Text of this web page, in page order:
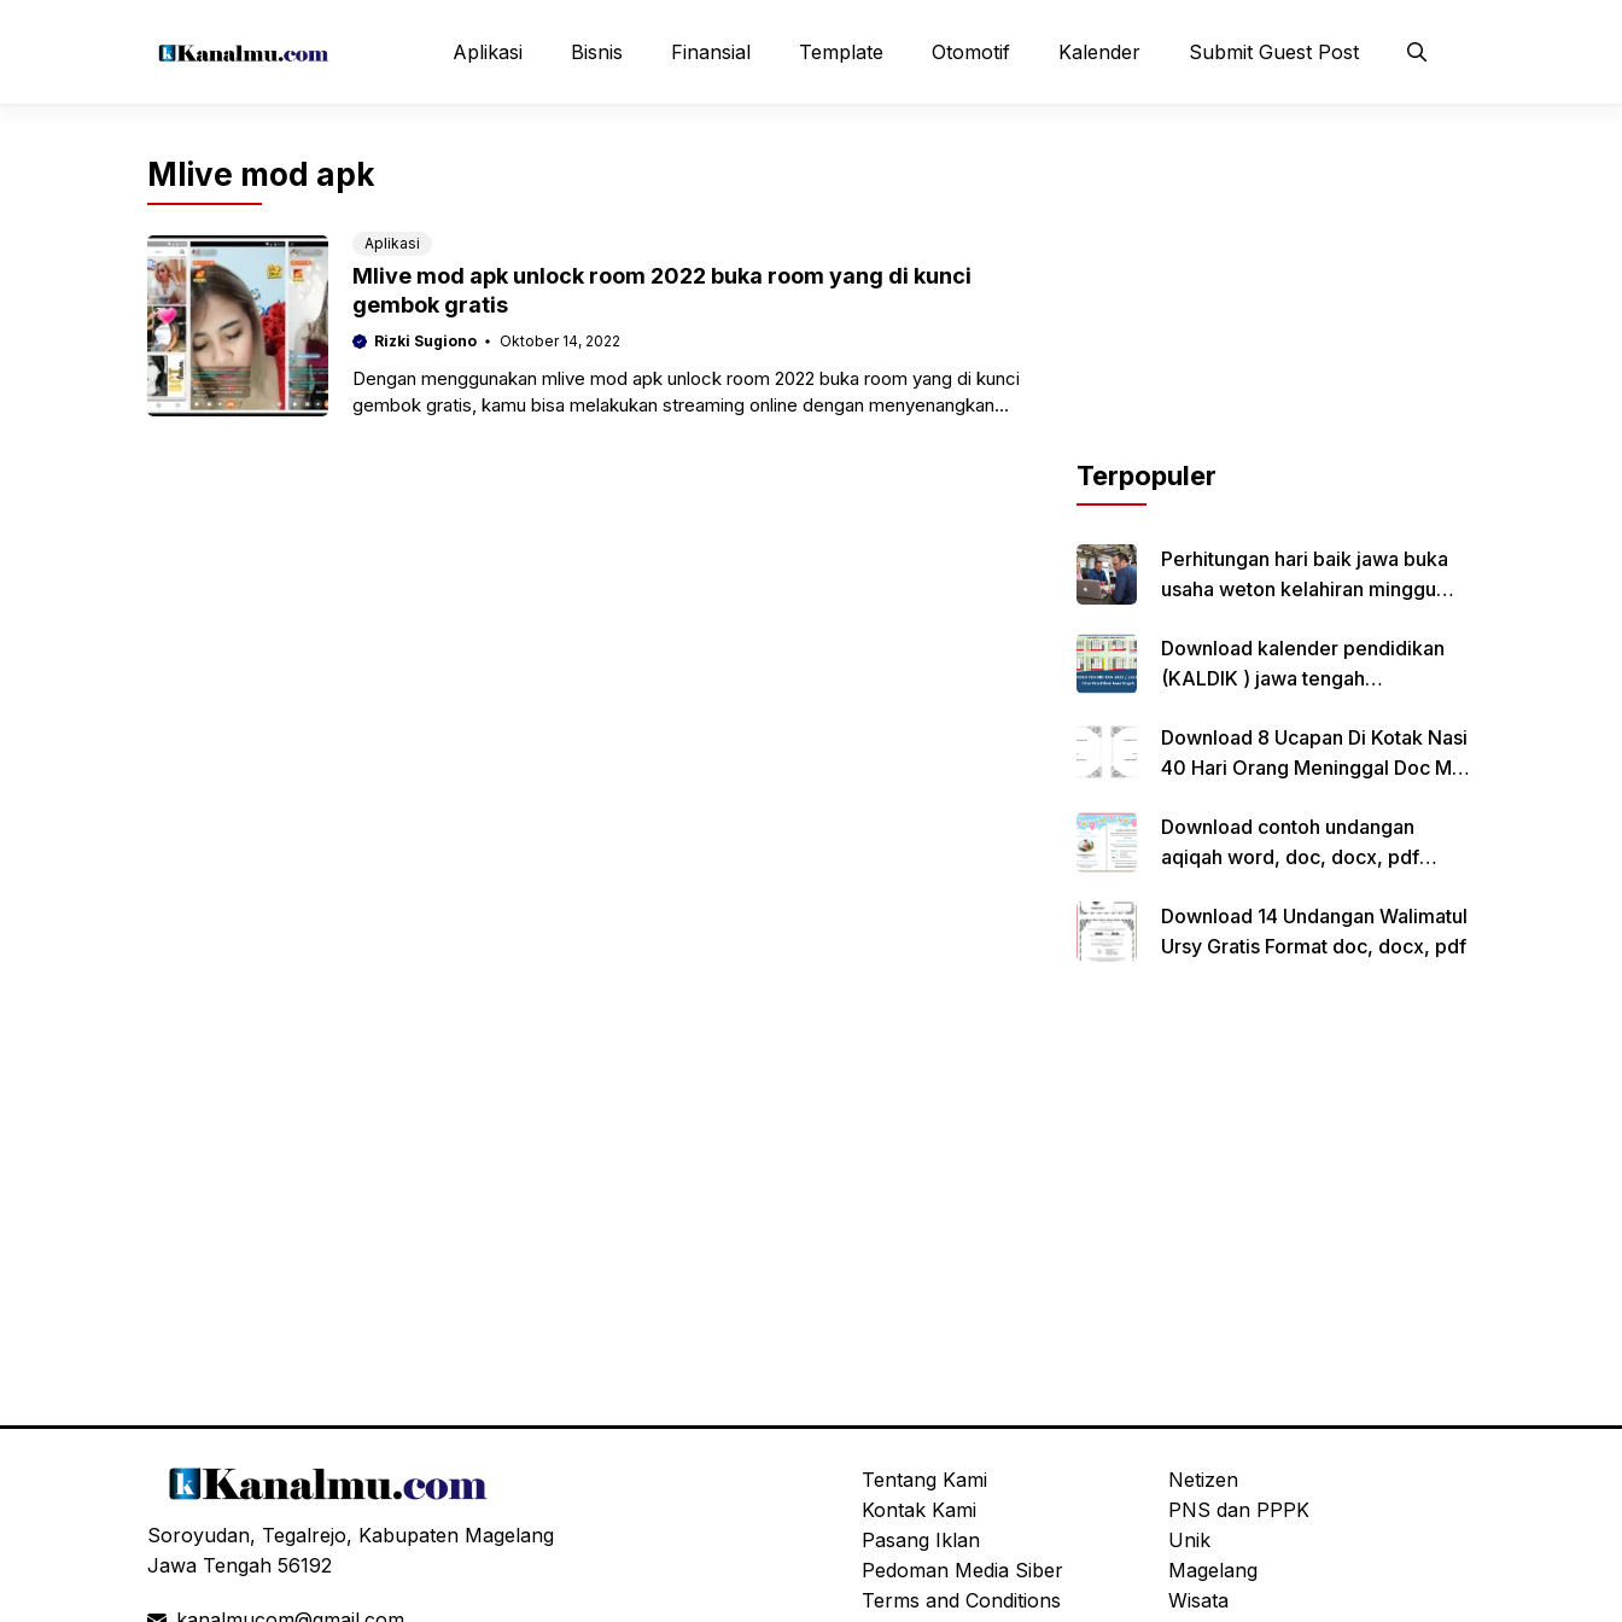
Aplikasi Bisnis Finansial Template Otomotif Kalender Submit Guest Post
Mlive mod apk
Aplikasi
Mlive mod apk unlock room 2022 buka room yang di kunci
gembok gratis
Rizki Sugiono Oktober 14, 2022
Dengan menggunakan mlive mod apk unlock room 2022 buka room yang di kunci
gembok gratis, kamu bisa melakukan streaming online dengan menyenangkan
Terpopuler
Perhitungan hari baik jawa buka
usaha weton kelahiran minggu
Download kalender pendidikan
(KALDIK ) jawa tengah
Download 8 Ucapan Di Kotak Nasi
40 Hari Orang Meninggal Doc Ms.
Download contoh undangan
aqiqah word, doc, docx, pdf
Download 14 Undangan Walimatul
Ursy Gratis Format doc, docx, pdf
Soroyudan, Tegalrejo, Kabupaten Magelang
Jawa Tengah 56192
Tentang Kami
Kontak Kami
Pasang Iklan
Pedoman Media Siber
Terms and Conditions
Netizen
PNS dan PPPK
Unik
Magelang
Wisata